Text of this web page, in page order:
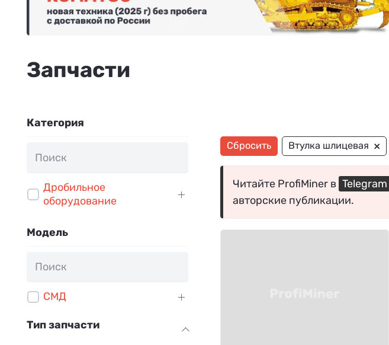
Запчасти
Категория
Дробильное
оборудование
Модель
СМД
Тип запчасти
Сбросить Втулка шлицевая ×
Читайте ProfiMiner в Telegram
авторские публикации.